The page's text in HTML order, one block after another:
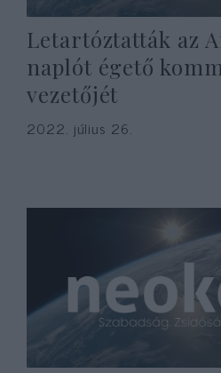
Letartóztatták az
naplót égető
vezetőjét
2022. július 26.